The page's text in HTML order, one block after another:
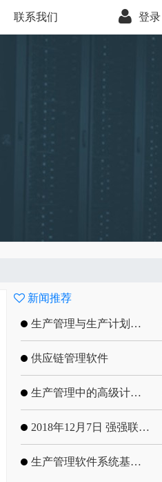
联系我们 登录
新闻推荐
生产管理与生产计划的目标
供应链管理软件
生产管理中的高级计划与排程优化
2018年12月7日 强强联手，共同推进电子器件领域APS应用典范 风华高科生产自动化工业互联网应用项目-APS项目启动会
生产管理软件系统基于信息化的解决方案